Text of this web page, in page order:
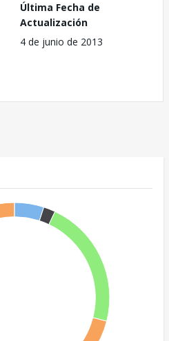
Última Fecha de
Actualización
4 de junio de 2013